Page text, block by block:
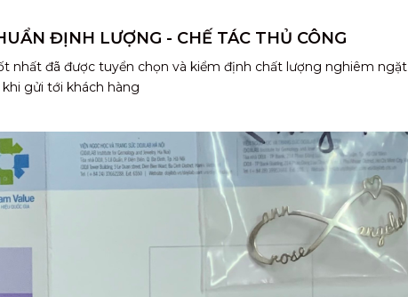
ĐỊNH LƯỢNG - CHẾ TÁC THỦ CÔNG
nhất đã được tuyển chọn và kiểm định chất lượng nghiêm ngặt
gửi tới khách hàng